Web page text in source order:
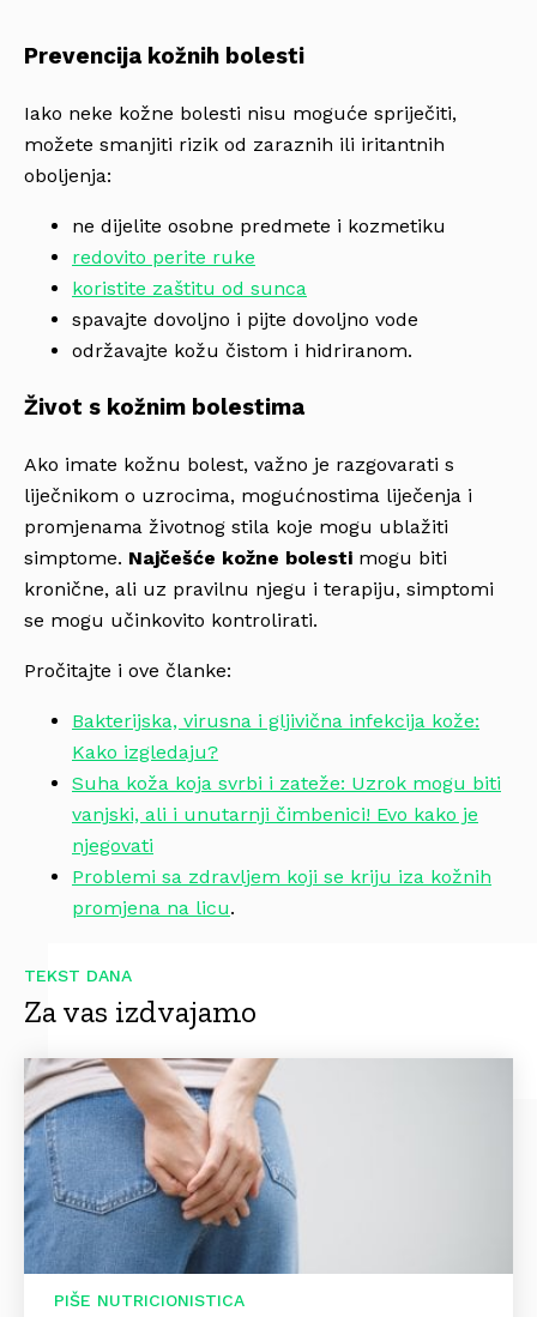
Prevencija kožnih bolesti
Iako neke kožne bolesti nisu moguće spriječiti,
možete smanjiti rizik od zaraznih ili iritantnih
oboljenja:
ne dijelite osobne predmete i kozmetiku
redovito perite ruke
koristite zaštitu od sunca
spavajte dovoljno i pijte dovoljno vode
održavajte kožu čistom i hidriranom.
Život s kožnim bolestima
Ako imate kožnu bolest, važno je razgovarati s
liječnikom o uzrocima, mogućnostima liječenja i
promjenama životnog stila koje mogu ublažiti
simptome. Najčešće kožne bolesti mogu biti
kronične, ali uz pravilnu njegu i terapiju, simptomi
se mogu učinkovito kontrolirati.
Pročitajte i ove članke:
Bakterijska, virusna i gljivična infekcija kože:
Kako izgledaju?
Suha koža koja svrbi i zateže: Uzrok mogu biti
vanjski, ali i unutarnji čimbenici! Evo kako je
njegovati
Problemi sa zdravljem koji se kriju iza kožnih
promjena na licu.
TEKST DANA
Za vas izdvajamo
PIŠE NUTRICIONISTICA